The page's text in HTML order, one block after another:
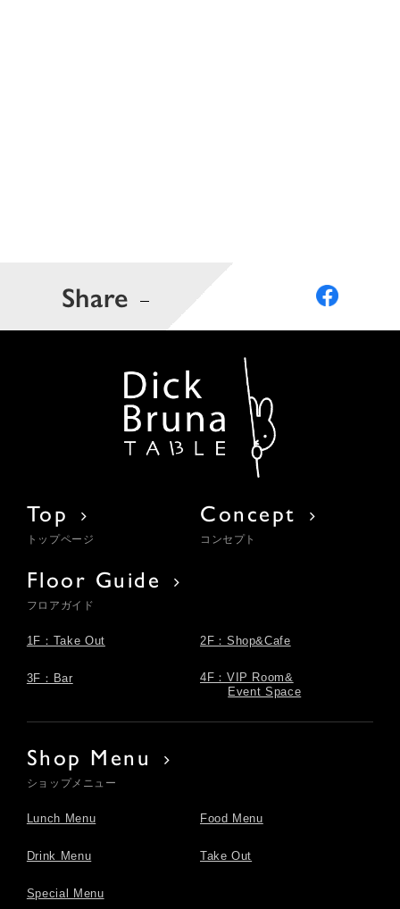
Share
Top
トップページ
Concept
コンセプト
Floor Guide
フロアガイド
1F：Take Out 2F：Shop&Cafe
3F：Bar
4F：VIP Room&
Event Space
Shop Menu
ショップメニュー
Lunch Menu Food Menu
Drink Menu Take Out
Special Menu